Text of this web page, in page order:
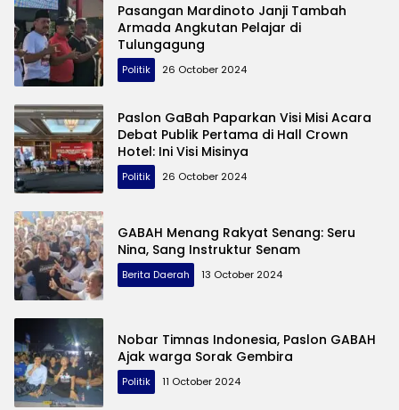
Pasangan Mardinoto Janji Tambah
Armada Angkutan Pelajar di
Tulungagung
Politik 26 October 2024
Paslon GaBah Paparkan Visi Misi Acara
Debat Publik Pertama di Hall Crown
Hotel: Ini Visi Misinya
Politik 26 October 2024
GABAH Menang Rakyat Senang: Seru
Nina, Sang Instruktur Senam
Berita Daerah 13 October 2024
Nobar Timnas Indonesia, Paslon GABAH
Ajak warga Sorak Gembira
Politik 11 October 2024